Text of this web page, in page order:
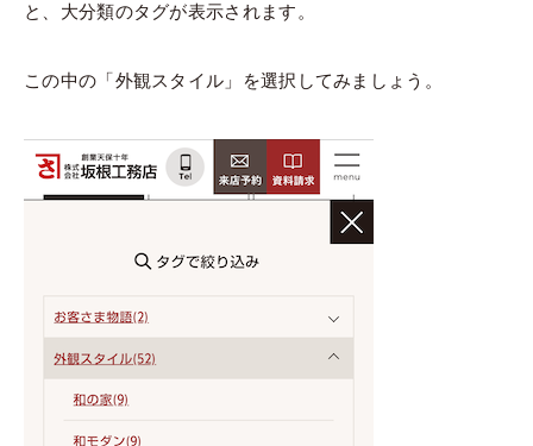
と、大分類のタグが表示されます。
この中の「外観スタイル」を選択してみましょう。